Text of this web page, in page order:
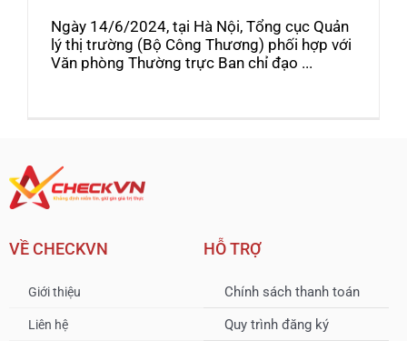
Ngày 14/6/2024, tại Hà Nội, Tổng cục Quản
lý thị trường (Bộ Công Thương) phối hợp với
Văn phòng Thường trực Ban chỉ đạo ...
VỀ CHECKVN
Giới thiệu
Liên hệ
HỖ TRỢ
Chính sách thanh toán
Quy trình đăng ký